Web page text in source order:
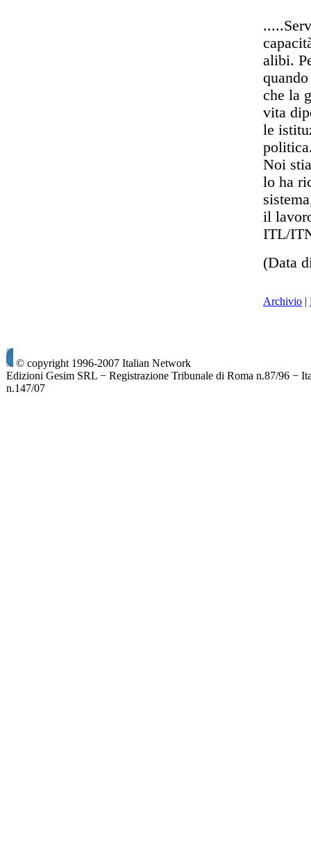
alibi.
che la
vita
le
Noi
lo ha
il
ITL/
(Data
Archivio |
© copyright 1996-2007 Italian Network
Edizioni Gesim SRL − Registrazione Tribunale di Roma n.87/96 −
n.147/07